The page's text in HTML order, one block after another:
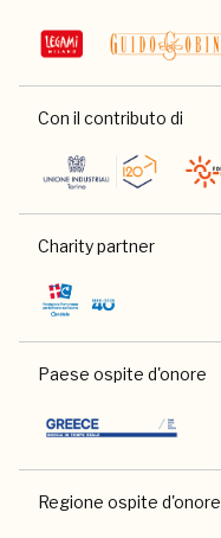
Con il contributo di
Charity partner
Paese ospite d'onore
Regione ospite d'onore